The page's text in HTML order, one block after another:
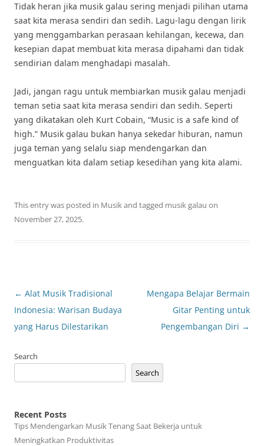
Tidak heran jika musik galau sering menjadi pilihan utama
saat kita merasa sendiri dan sedih. Lagu-lagu dengan lirik
yang menggambarkan perasaan kehilangan, kecewa, dan
kesepian dapat membuat kita merasa dipahami dan tidak
sendirian dalam menghadapi masalah.
Jadi, jangan ragu untuk membiarkan musik galau menjadi
teman setia saat kita merasa sendiri dan sedih. Seperti
yang dikatakan oleh Kurt Cobain, “Music is a safe kind of
high.” Musik galau bukan hanya sekedar hiburan, namun
juga teman yang selalu siap mendengarkan dan
menguatkan kita dalam setiap kesedihan yang kita alami.
This entry was posted in Musikand tagged musik galau on
November 27, 2025.
Post
navigation
← Alat Musik Tradisional
Indonesia: Warisan Budaya
yang Harus Dilestarikan
Mengapa Belajar Bermain
Gitar Penting untuk
Pengembangan Diri →
Search
Search
Recent Posts
Tips Mendengarkan Musik Tenang Saat Bekerja untuk
Meningkatkan Produktivitas